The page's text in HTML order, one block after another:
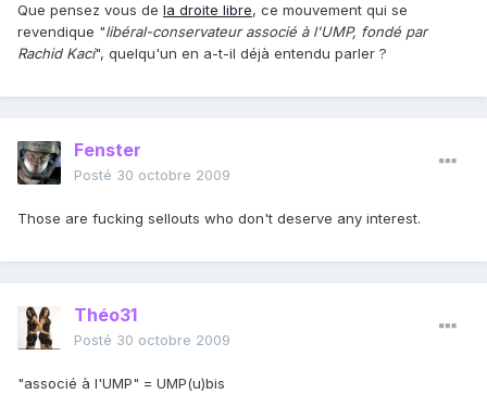
Que pensez vous de la droite libre, ce mouvement qui se
revendique "libéral-conservateur associé à l'UMP, fondé par
Rachid Kaci", quelqu'un en a-t-il déjà entendu parler ?
Fenster
Posté 30 octobre 2009
Those are fucking sellouts who don't deserve any interest.
Théo31
Posté 30 octobre 2009
"associé à l'UMP" = UMP(u)bis